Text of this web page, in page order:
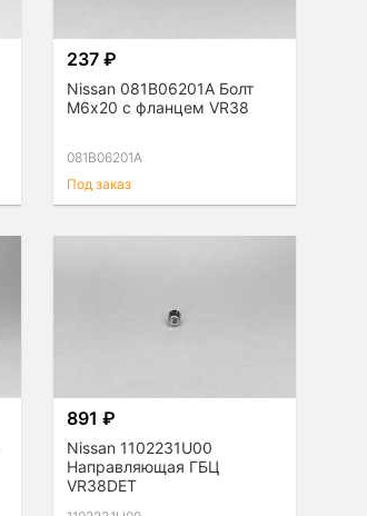
237 ₽
Nissan 081B06201A Болт
М6х20 с фланцем VR38
081B06201A
Под заказ
891 ₽
Nissan 1102231U00
Направляющая ГБЦ
VR38DET